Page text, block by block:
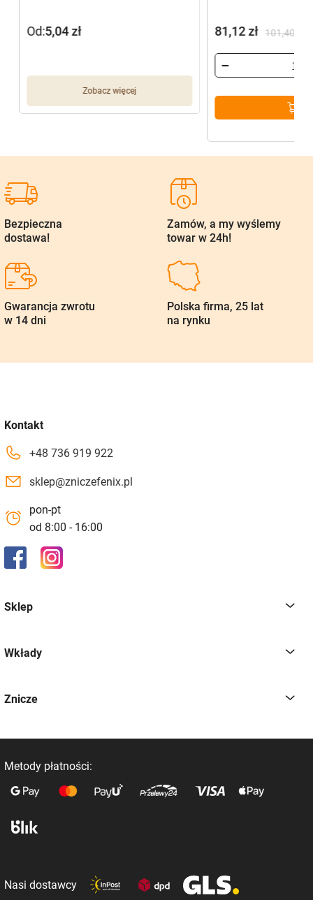
Zobacz więcej
Od:5,04zł 101,40
cena
wynosiła:
101,40 zł.
81,12zł
cena
wynosi:
81,12 zł.
Bezpieczna
dostawa!
Zamów, a my wyślemy
towar w 24h!
Gwarancja zwrotu
w 14 dni
Polska firma, 25 lat
na rynku
Kontakt
+48 736 919 922
sklep@zniczefenix.pl
pon-pt
od 8:00 - 16:00
Sklep
Wkłady
Znicze
Metody płatności:
Nasi dostawcy